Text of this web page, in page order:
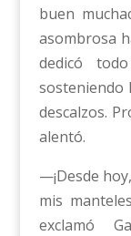
buen
asombrosa
dedicó
sosteniendo
descalzos.
alentó.
—¡Desde
mis
exclamó